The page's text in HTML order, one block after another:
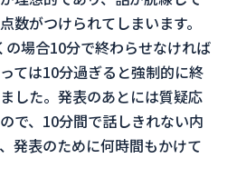
数がつけられてしまいます。
場合10分で終わらせなければ
ては10分過ぎると強制的に終
した。発表のあとには質疑応
で、10分間で話しきれない内
発表のために何時間もかけて